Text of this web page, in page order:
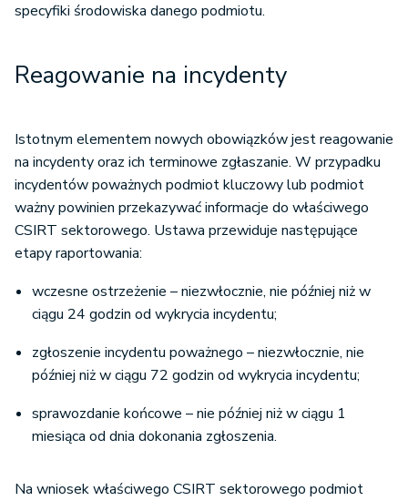
specyfiki środowiska danego podmiotu.
Reagowanie na incydenty
Istotnym elementem nowych obowiązków jest reagowanie
na incydenty oraz ich terminowe zgłaszanie. W przypadku
incydentów poważnych podmiot kluczowy lub podmiot
ważny powinien przekazywać informacje do właściwego
CSIRT sektorowego. Ustawa przewiduje następujące
etapy raportowania:
wczesne ostrzeżenie – niezwłocznie, nie później niż w
ciągu 24 godzin od wykrycia incydentu;
zgłoszenie incydentu poważnego – niezwłocznie, nie
później niż w ciągu 72 godzin od wykrycia incydentu;
sprawozdanie końcowe – nie później niż w ciągu 1
miesiąca od dnia dokonania zgłoszenia.
Na wniosek właściwego CSIRT sektorowego podmiot